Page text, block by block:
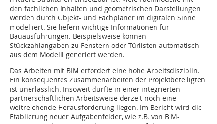
den fachlichen Inhalten und geometrischen Darstellungen
werden durch Objekt- und Fachplaner im digitalen Sinne
modelliert. Sie liefern wichtige Informationen für
Bauausführungen. Beispielsweise können
Stückzahlangaben zu Fenstern oder Türlisten automatisch
aus dem Modelll generiert werden.
Das Arbeiten mit BIM erfordert eine hohe Arbeitsdisziplin.
Ein konsequentes Zusammenarbeiten der Projektbeteiligten
ist unerlässlich. Insoweit dürfte in einer integrierten
partnerschaftlichen Arbeitsweise derzeit noch eine
weitreichende Herausforderung liegen. Im Bericht wird die
Etablierung neuer Aufgabenfelder, wie z.B. von BIM-